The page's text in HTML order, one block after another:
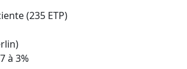
(235 ETP)
à 3%